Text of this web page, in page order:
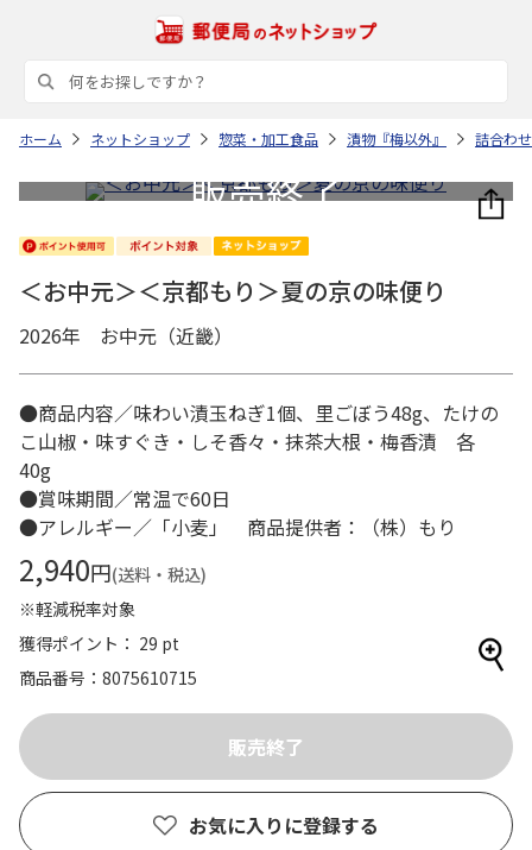
ホーム ネットショップ 惣菜・加工食品 漬物『梅以外』 詰合わせ
＜お中元＞＜京都もり＞夏の京の味便り
2026年 お中元（近畿）
●商品内容／味わい漬玉ねぎ1個、里ごぼう48g、たけの
こ山椒・味すぐき・しそ香々・抹茶大根・梅香漬 各
40g
●賞味期間／常温で60日
●アレルギー／「小麦」 商品提供者：（株）もり
2,940円(送料・税込)
※軽減税率対象
獲得ポイント： 29 pt
商品番号
8075610715
お気に入りに登録する